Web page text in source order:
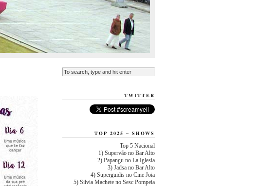
TWITTER
TOP 2025 – SHOWS
Top 5 Nacional
1) Supervão no Bar Alto
2) Papangu no La Iglesia
3) Jadsa no Bar Alto
4) Superguidis no Cine Joia
5) Silvia Machete no Sesc Pompeia